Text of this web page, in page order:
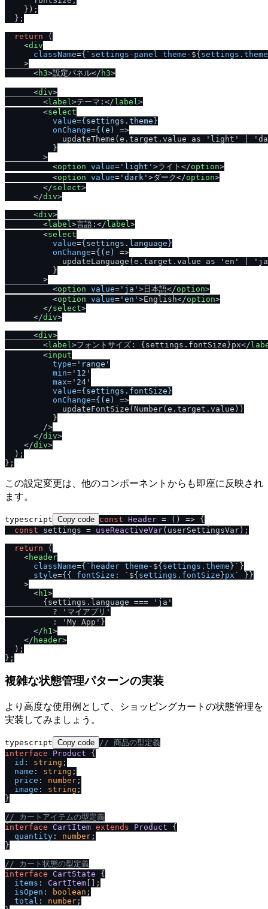
    });
  };
return (
<div
className={ ` settings-panel theme- ${settings.theme
    >
<h3>設定パネル</ h3>
<div>
<label >テーマ: </label >
<select
value={settings.theme}
onChange={(e)
=>
updateTheme(e.target.value as 'light' |
          }
        >
<option value= 'light' >ライト </option>
<option value= 'dark' >ダーク</option>
</select>
</div>
<div>
<label >言語: </label >
<select
value={settings.language}
onChange={(e)
=>
updateLanguage(e.target.value as 'en' |
          }
        >
<option value= 'ja' >日本語</option>
<option value= 'en' >English</option>
</select>
</div>
<div>
<label >フォントサイズ: {settings.fontSize}px</
<input
type= 'range'
min= '12'
max= '24'
value={settings.fontSize}
onChange={(e)
=>
            updateFontSize(Number(e.target.value))
          }
/>
</div>
</div>
  );
この設定変更は、他のコンポーネントからも即座に反映され
ます。
typescript Copy code const Header = ( ) => {
const settings = useReactiveVar(userSettingsVar);
return (
<header
className={ ` header theme- ${settings.theme}`}
style={{ fontSize: `${settings.fontSize}px ` }}
    >
<h1 >
        {settings.language === 'ja'
          ? 'マイアプリ'
          : 'My App'}
</ h1 >
</ header>
  );
複雑な状態管理パターンの実装
より高度な使用例として、ショッピングカートの状態管理を
実装してみましょう。
typescript Copy code // 商品の型定義
interface
Product {
id : string ;
name : string ;
price : number ;
image : string ;
}
// カートアイテムの型定義
interface
CartItem extends Product {
quantity : number ;
}
// カート状態の型定義
interface
CartState {
items : CartItem [];
isOpen : boolean ;
total : number ;